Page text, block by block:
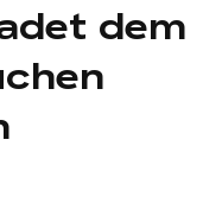
dem